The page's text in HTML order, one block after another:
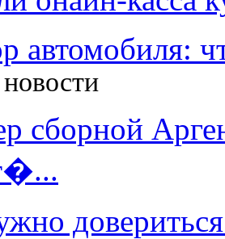
автомобиля:
сборной